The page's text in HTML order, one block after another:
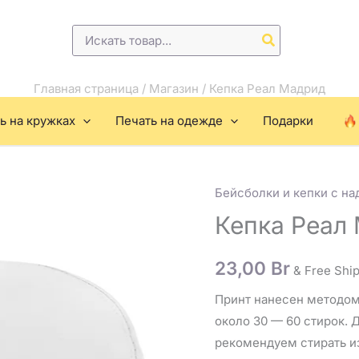
Главная страница / Магазин / Кепка Реал Мадрид
на кружках Печать на одежде Подарки
Бейсболки и кепки с
Кепка
23,00 Br & Free
Принт нанесен
около 30 — 60 стирок.
рекомендуем стирать
Количество
товара
Кепка
Реал
Мадрид